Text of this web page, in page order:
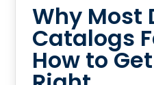
Why Most
Catalogs
How to